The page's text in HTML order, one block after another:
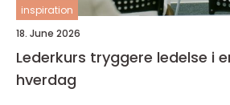
inspiration
18. June 2026
Lederkurs tryggere ledelse i en travel
hverdag